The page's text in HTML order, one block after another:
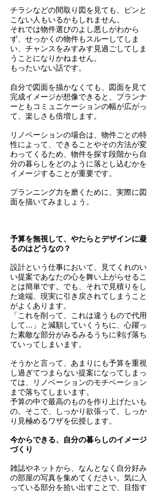
チラシなどの間取り図を見ても、ピンと
こない人もいるかもしれません。
それでは物件選びのよし悪しがわから
ず、せっかくの物件もスルーしてしま
い、チャンスをみすみす見過ごしてしま
うことになりかねません。
もったいない話です。
自分で図面を描かなくても、図面を見て
完成イメージが想像できると、プランナ
ーともコミュニケーションの幅が広がっ
て、楽しさも倍増します。
リノベーションの場合は、物件ごとの特
性によって、できることやその方法が変
わってくるため、 物件を探す段階から自
分の暮らしをどのように落とし込むかを
イメージすることが重要です。
プランニング力を磨くために
実際に図
面を描いてみましょう。
予算を無視して、やたらとデザインに凝
るのはどうなの？
設計という仕事において、見てくれのい
い提案であなたの心を舞い上がらせるこ
とは簡単です。 でも、それで見積りをし
た途端、現実に引き戻されてしまうこと
がよくあります。
「これを削って、これは違うもので代用
して…」と減額していくうちに、 心躍っ
た素敵な部分がみるみるうちに剥げ落ち
ていってしまいます。
そうかと言って、あまりにも予算を重視
し過ぎてつまらない提案になってしまっ
ては、リノベーションのモチベーション
まで落ちてしまいます。
予算の中で最高のものを作り上げたいも
の。 そこで、しっかり欲張って、しっか
り見極めるワザを伝授します。
今からできる、自分の暮らしのイメージ
づくり
雑誌やネットから、なんとなく自分好み
の部屋の写真を集めてください。気に入
っている部分を拾い出すことで、目指す